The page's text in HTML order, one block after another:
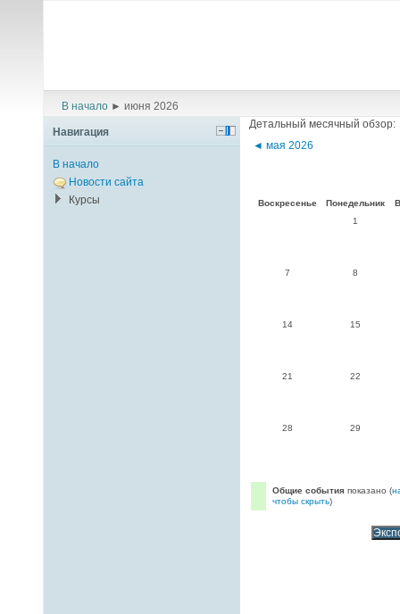
В начало ► июня 2026
Детальный месячный обзор:
◄ мая 2026
Воскресенье Понедельник
1
7 8
14 15
21 22
28 29
Общие событияпоказано (
чтобы скрыть)
Навигация
В начало
Новости сайта
Курсы